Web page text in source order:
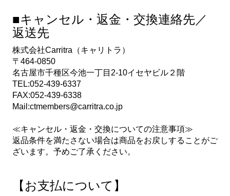
■キャンセル・返金・交換連絡先／
返送先
株式会社Carritra（キャリトラ）
〒464-0850
名古屋市千種区今池一丁目2-10イセヤビル２階
TEL:052-439-6337
FAX:052-439-6338
Mail:ctmembers@carritra.co.jp
≪キャンセル・返金・交換についての注意事項≫
返品条件を満たさない場合は商品をお戻しすることがご
ざいます。予めご了承ください。
【お支払について】